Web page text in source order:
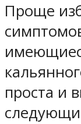
Проще
проста и